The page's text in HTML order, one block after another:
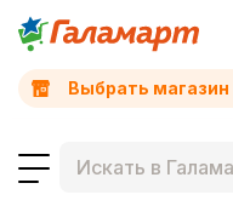
Выбрать магазин